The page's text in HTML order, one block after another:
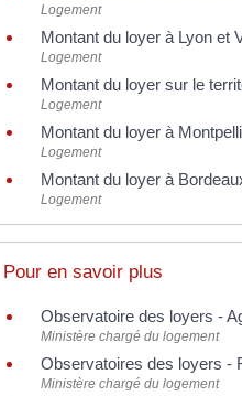
Logement
Montant du loyer à Lyon et
Logement
Montant du loyer sur le
Logement
Montant du loyer à
Logement
Montant du loyer à
Logement
Pour en savoir plus
Observatoire des loyers -
Ministère chargé du logement
Observatoires des loyers -
Ministère chargé du logement